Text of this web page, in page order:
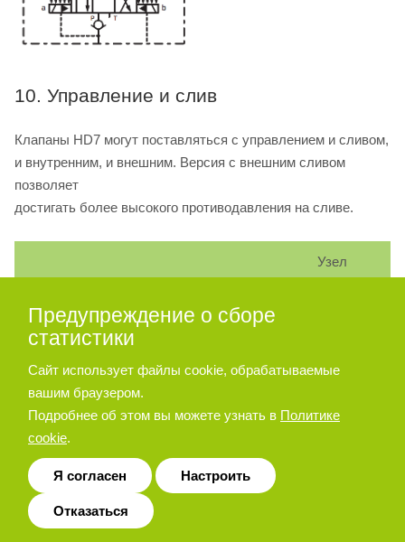
10. Управление и слив
Клапаны HD7 могут поставляться с управлением и сливом,
и внутренним, и внешним. Версия с внешним сливом
позволяет
достигать более высокого противодавления на сливе.
Узел
HD7-ES-
**/*
Внутреннее управление и
внешний слив
нет
HD7-ES-
**/*E
Внешнее управление и
внешний слив
Предупреждение о сборе
статистики
Сайт использует файлы cookie, обрабатываемые
вашим браузером.
Подробнее об этом вы можете узнать в Политике
cookie.
Я согласен Настроить
Отказаться